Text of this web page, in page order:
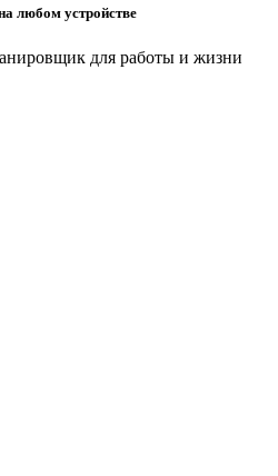
любом устройстве
для работы и жизни